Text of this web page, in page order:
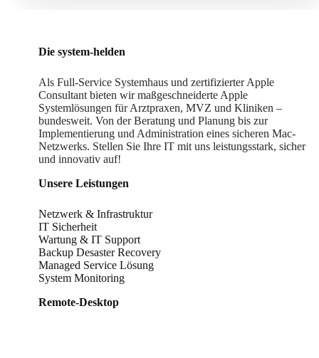
Die system-helden
Als Full-Service Systemhaus und zertifizierter Apple
Consultant bieten wir maßgeschneiderte Apple
Systemlösungen für Arztpraxen, MVZ und Kliniken –
bundesweit. Von der Beratung und Planung bis zur
Implementierung und Administration eines sicheren Mac-
Netzwerks. Stellen Sie Ihre IT mit uns leistungsstark, sicher
und innovativ auf!
Unsere Leistungen
Netzwerk & Infrastruktur
IT Sicherheit
Wartung & IT Support
Backup Desaster Recovery
Managed Service Lösung
System Monitoring
Remote-Desktop